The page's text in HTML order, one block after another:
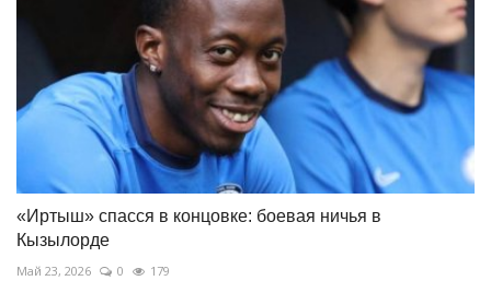
«Иртыш» спасся в концовке: боевая ничья в
Кызылорде
Май 23, 2026 0 179